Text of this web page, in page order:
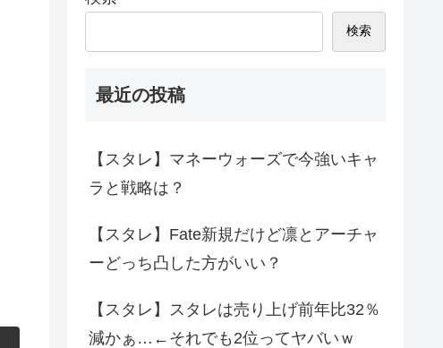
検索
最近の投稿
【スタレ】マネーウォーズで今強いキャ
ラと戦略は？
【スタレ】Fate新規だけど凛とアーチャ
ーどっち凸した方がいい？
【スタレ】スタレは売り上げ前年比32％
減かぁ…←それでも2位ってヤバいｗ